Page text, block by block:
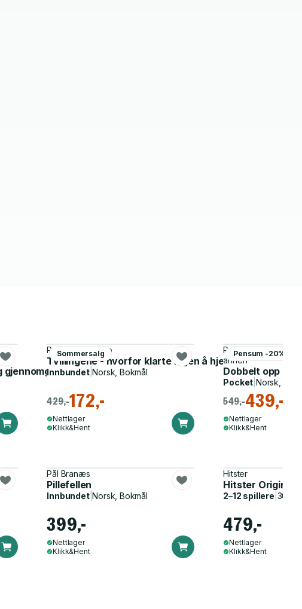
gjennomgang
Sommersalg
Rønnaug Jarlsbo
Tvillingene - hvorfor klarte ingen å hjelpe Mina og Mille
Innbundet|Norsk, Bokmål
429,-172,-
Nettlager
Klikk&Hent
Pensum -20%
Reidunn Evjen,
annen
Dobbelt opp -
Pocket |Norsk,
549,-439,-
Nettlager
Klikk&Hent
Pål Branæs
Pillefellen
Innbundet|Norsk, Bokmål
399,-
Nettlager
Klikk&Hent
Hitster
Hitster Original
2–12 spillere
479,-
Nettlager
Klikk&Hent